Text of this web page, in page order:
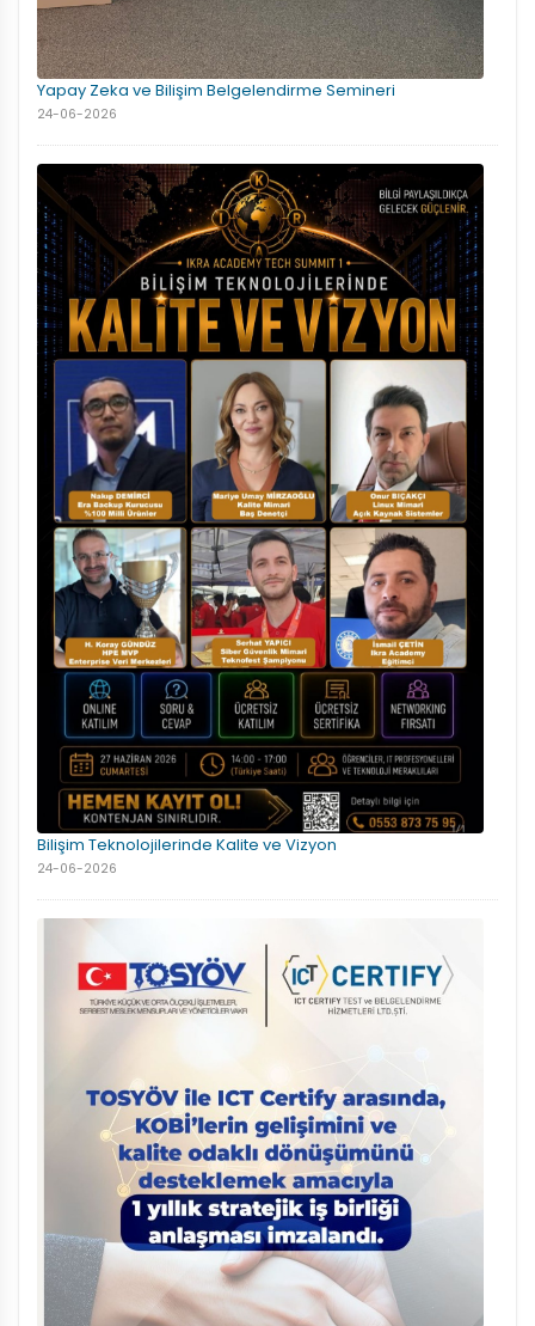
Yapay Zeka ve Bilişim Belgelendirme Semineri
24-06-2026
Bilişim Teknolojilerinde Kalite ve Vizyon
24-06-2026